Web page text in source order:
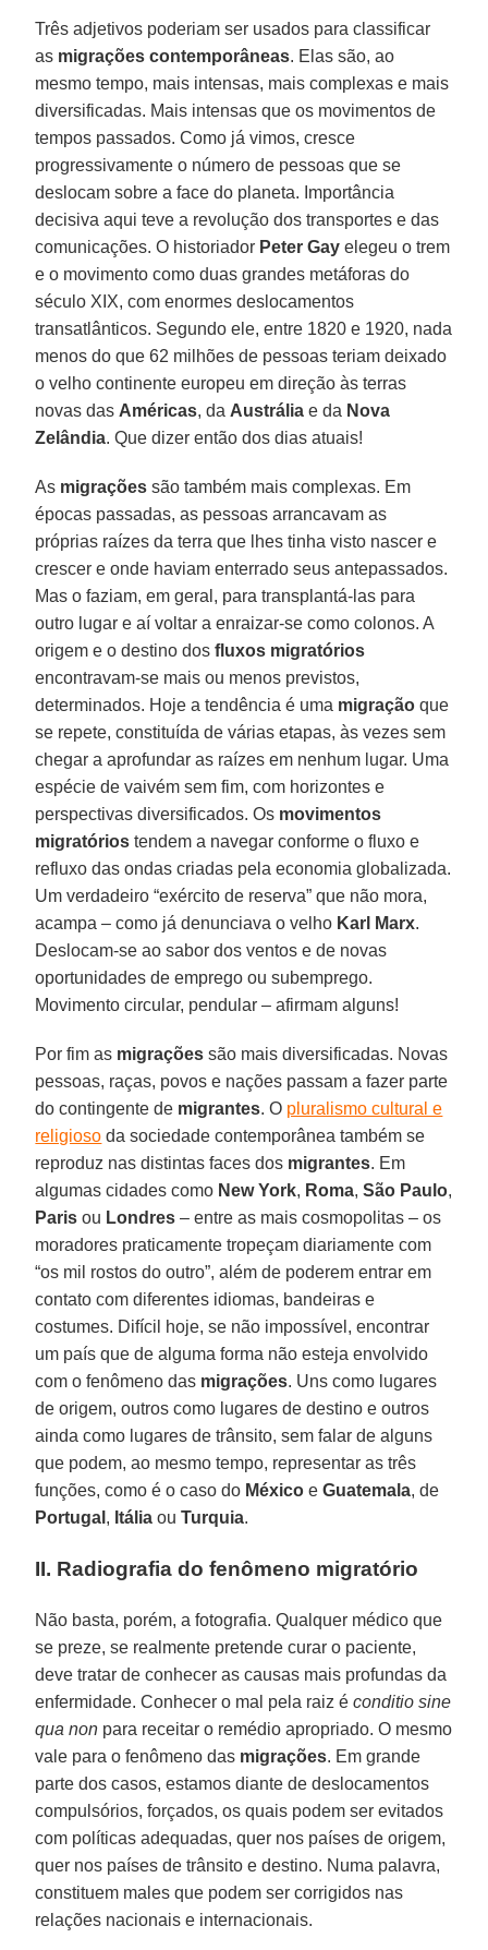
Três adjetivos poderiam ser usados para classificar
as migrações contemporâneas. Elas são, ao
mesmo tempo, mais intensas, mais complexas e mais
diversificadas. Mais intensas que os movimentos de
tempos passados. Como já vimos, cresce
progressivamente o número de pessoas que se
deslocam sobre a face do planeta. Importância
decisiva aqui teve a revolução dos transportes e das
comunicações. O historiador Peter Gay elegeu o trem
e o movimento como duas grandes metáforas do
século XIX, com enormes deslocamentos
transatlânticos. Segundo ele, entre 1820 e 1920, nada
menos do que 62 milhões de pessoas teriam deixado
o velho continente europeu em direção às terras
novas das Américas, da Austrália e da Nova
Zelândia. Que dizer então dos dias atuais!
As migrações são também mais complexas. Em
épocas passadas, as pessoas arrancavam as
próprias raízes da terra que lhes tinha visto nascer e
crescer e onde haviam enterrado seus antepassados.
Mas o faziam, em geral, para transplantá-las para
outro lugar e aí voltar a enraizar-se como colonos. A
origem e o destino dosfluxos migratórios
encontravam-se mais ou menos previstos,
determinados. Hoje a tendência é uma migração que
se repete, constituída de várias etapas, às vezes sem
chegar a aprofundar as raízes em nenhum lugar. Uma
espécie de vaivém sem fim, com horizontes e
perspectivas diversificados. Os movimentos
migratórios tendem a navegar conforme o fluxo e
refluxo das ondas criadas pela economia globalizada.
Um verdadeiro “exército de reserva” que não mora,
acampa – como já denunciava o velho Karl Marx.
Deslocam-se ao sabor dos ventos e de novas
oportunidades de emprego ou subemprego.
Movimento circular, pendular – afirmam alguns!
Por fim as migrações são mais diversificadas. Novas
pessoas, raças, povos e nações passam a fazer parte
do contingente de migrantes. O pluralismo cultural e
religioso da sociedade contemporânea também se
reproduz nas distintas faces dos migrantes. Em
algumas cidades como New York, Roma,São Paulo,
Paris ou Londres – entre as mais cosmopolitas – os
moradores praticamente tropeçam diariamente com
“os mil rostos do outro”, além de poderem entrar em
contato com diferentes idiomas, bandeiras e
costumes. Difícil hoje, se não impossível, encontrar
um país que de alguma forma não esteja envolvido
com o fenômeno das migrações. Uns como lugares
de origem, outros como lugares de destino e outros
ainda como lugares de trânsito, sem falar de alguns
que podem, ao mesmo tempo, representar as três
funções, como é o caso do México eGuatemala, de
Portugal , Itália ouTurquia.
II. Radiografia do fenômeno migratório
Não basta, porém, a fotografia. Qualquer médico que
se preze, se realmente pretende curar o paciente,
deve tratar de conhecer as causas mais profundas da
enfermidade. Conhecer o mal pela raiz éconditio sine
qua non para receitar o remédio apropriado. O mesmo
vale para o fenômeno das migrações. Em grande
parte dos casos, estamos diante de deslocamentos
compulsórios, forçados, os quais podem ser evitados
com políticas adequadas, quer nos países de origem,
quer nos países de trânsito e destino. Numa palavra,
constituem males que podem ser corrigidos nas
relações nacionais e internacionais.